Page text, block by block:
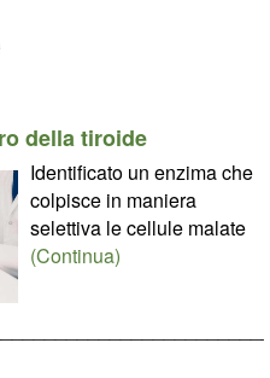
della tiroide
Identificato un enzima che
colpisce in maniera
selettiva le cellule malate
(Continua)